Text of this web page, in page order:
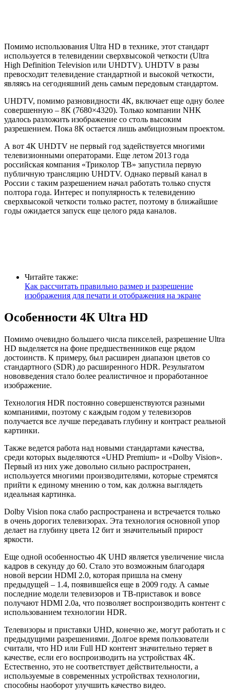
Помимо использования Ultra HD в технике, этот стандарт
используется в телевидении сверхвысокой четкости (Ultra
High Definition Television или UHDTV). UHDTV в разы
превосходит телевидение стандартной и высокой четкости,
являясь на сегодняшний день самым передовым стандартом.
UHDTV, помимо разновидности 4К, включает еще одну более
совершенную – 8К (7680×4320). Только компании NHK
удалось разложить изображение со столь высоким
разрешением. Пока 8К остается лишь амбициозным проектом.
А вот 4К UHDTV не первый год задействуется многими
телевизионными операторами. Еще летом 2013 года
российская компания «Триколор ТВ» запустила первую
публичную трансляцию UHDTV. Однако первый канал в
России с таким разрешением начал работать только спустя
полтора года. Интерес и популярность к телевидению
сверхвысокой четкости только растет, поэтому в ближайшие
годы ожидается запуск еще целого ряда каналов.
Читайте также:
Как рассчитать правильно размер и разрешение
изображения для печати и отображения на экране
Особенности 4К Ultra HD
Помимо очевидно большего числа пикселей, разрешение Ultra
HD выделяется на фоне предшественников еще рядом
достоинств. К примеру, был расширен диапазон цветов со
стандартного (SDR) до расширенного HDR. Результатом
нововведения стало более реалистичное и проработанное
изображение.
Технология HDR постоянно совершенствуются разными
компаниями, поэтому с каждым годом у телевизоров
получается все лучше передавать глубину и контраст реальной
картинки.
Также ведется работа над новыми стандартами качества,
среди которых выделяются «UHD Premium» и «Dolby Vision».
Первый из них уже довольно сильно распространен,
используется многими производителями, которые стремятся
прийти к единому мнению о том, как должна выглядеть
идеальная картинка.
Dolby Vision пока слабо распространена и встречается только
в очень дорогих телевизорах. Эта технология основной упор
делает на глубину цвета 12 бит и значительный прирост
яркости.
Еще одной особенностью 4К UHD является увеличение числа
кадров в секунду до 60. Стало это возможным благодаря
новой версии HDMI 2.0, которая пришла на смену
предыдущей – 1.4, появившейся еще в 2009 году. А самые
последние модели телевизоров и ТВ-приставок и вовсе
получают HDMI 2.0а, что позволяет воспроизводить контент с
использованием технологии HDR.
Телевизоры и приставки UHD, конечно же, могут работать и с
предыдущими разрешениями. Долгое время пользователи
считали, что HD или Full HD контент значительно теряет в
качестве, если его воспроизводить на устройствах 4К.
Естественно, это не соответствует действительности, а
используемые в современных устройствах технологии,
способны наоборот улучшить качество видео.